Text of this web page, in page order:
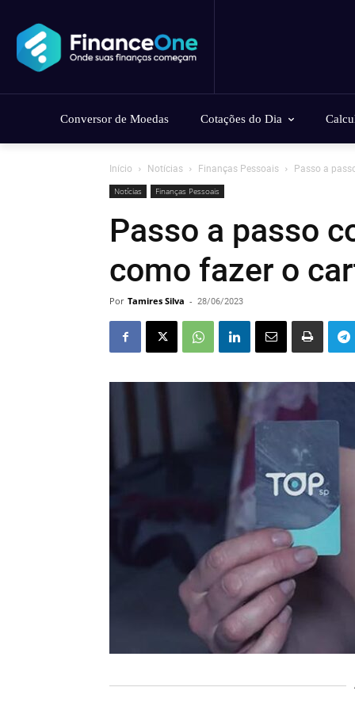
Conversor de Moedas Cotações do Dia
Início Notícias Finanças Pessoais Passo a
Notícias Finanças Pessoais
Passo a passo
como fazer o
Por Tamires Silva - 28/06/2023